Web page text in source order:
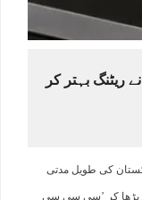
ریٹنگ بہتر کر
کی طویل مدتی
بڑھا کر ’سی سی سی